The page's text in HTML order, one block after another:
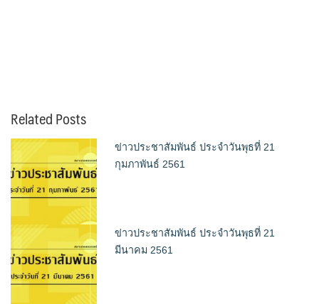
Related Posts
ข่าวประชาสัมพันธ์ ประจำวันพุธที่ 21
กุมภาพันธ์ 2561
ข่าวประชาสัมพันธ์ ประจำวันพุธที่ 21
มีนาคม 2561